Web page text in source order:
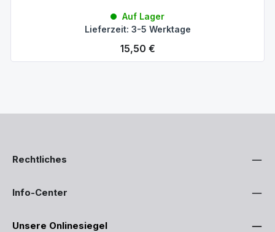
Auf Lager
Lieferzeit: 3-5 Werktage
Regulärer Preis:
15,50 €
Rechtliches
Info-Center
Unsere Onlinesiegel